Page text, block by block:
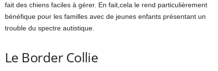
fait des chiens faciles à gérer. En fait,cela le rend particulièrement
bénéfique pour les familles avec de jeunes enfants présentant un
trouble du spectre autistique.
Le Border Collie